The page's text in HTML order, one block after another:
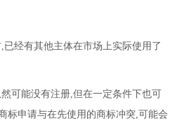
经有其他主体在市场上实际使用了
可能没有注册,但在一定条件下也可
标申请与在先使用的商标冲突,可能会